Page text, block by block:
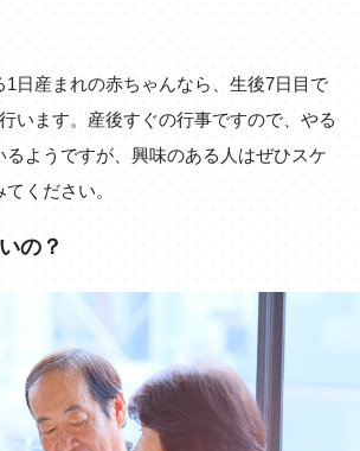
1日産まれの赤ちゃんなら、生後7日目で
います。産後すぐの行事ですので、やる
るようですが、興味のある人はぜひスケ
ください。
の？